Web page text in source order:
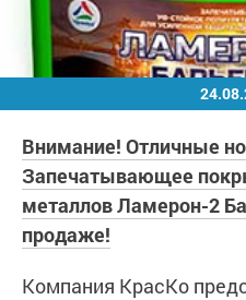
Внимание! Отличные
Запечатывающее
металлов Ламерон-2
продаже!
Компания КрасКо